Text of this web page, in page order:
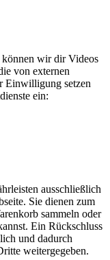
können wir dir Videos
von externen
Einwilligung setzen
ein:
ausschließlich
Sie dienen zum
sammeln oder
Ein Rückschluss
und dadurch
weitergegeben.